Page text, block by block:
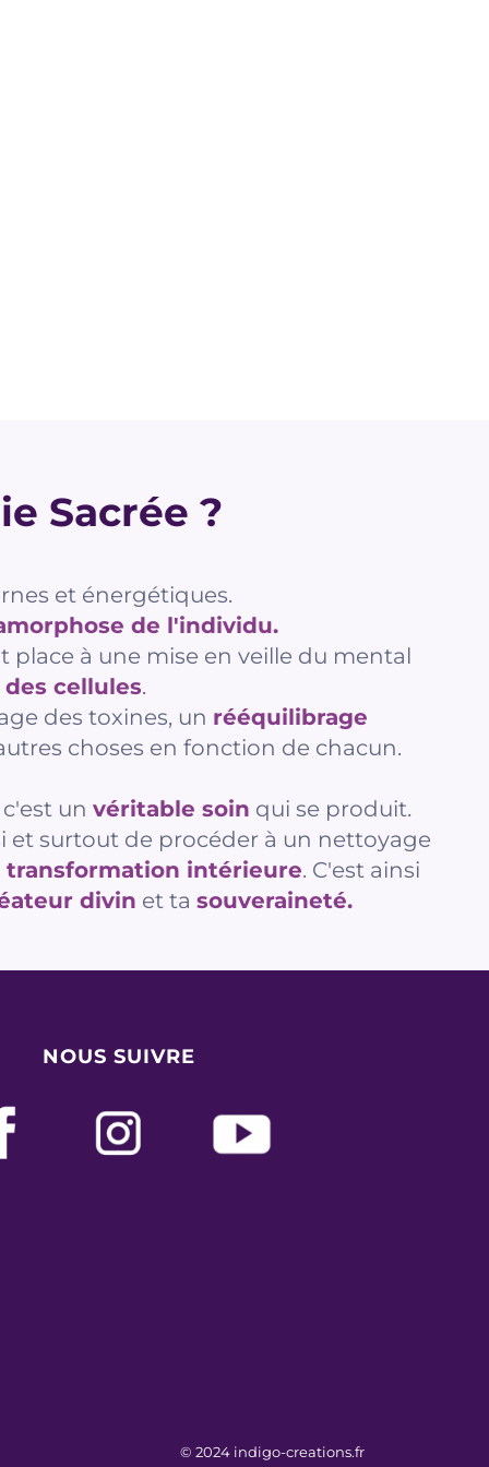
Sacrée ?
et énergétiques.
de l'individu.
place à une mise en veille du mental
cellules.
des toxines, un rééquilibrage
choses en fonction de chacun.
un véritable soin qui se produit.
et surtout de procéder à un nettoyage
transformation intérieure. C'est ainsi
divin et tasouveraineté.
NOUS SUIVRE
© 2024 indigo-creations.fr